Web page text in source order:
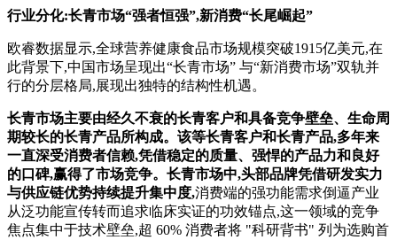
行业分化:长青市场“强者恒强”,新消费“长尾崛起”
欧睿数据显示,全球营养健康食品市场规模突破1915亿美元,在
此背景下,中国市场呈现出“长青市场” 与“新消费市场”双轨并
行的分层格局,展现出独特的结构性机遇。
长青市场主要由经久不衰的长青客户和具备竞争壁垒、生命周
期较长的长青产品所构成。该等长青客户和长青产品,多年来
一直深受消费者信赖,凭借稳定的质量、强悍的产品力和良好
的口碑,赢得了市场竞争。长青市场中,头部品牌凭借研发实力
与供应链优势持续提升集中度,消费端的强功能需求倒逼产业
从泛功能宣传转而追求临床实证的功效锚点,这一领域的竞争
焦点集中于技术壁垒,超 60% 消费者将 "科研背书" 列为选购首